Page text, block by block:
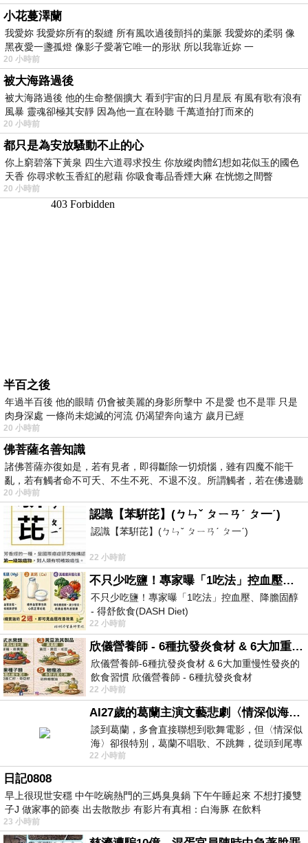
小花蔓澤蘭
我愛妳 我愛妳所有的裂縫 所有風吹過後顫抖的葉脈 我愛妳的柔弱 像
黑夜愛一盞孤燈 像影子愛著它唯一的形狀 所以我靠近妳 一
20 小時前
被大海路過後
被大海路過後 他的生命整個擴大 看到宇宙的日月星辰 有風有歌有浪有
風暴 靈魂卻極其安靜 因為他一直在聆聽 千萬道拍打而來的
20 小時前
都只是為安放騷動不止的心
你上窮碧落下黃泉 四生六道尋求投生 你放縱肉體幻想如花似玉的國色
天香 你尋求軟玉香紅的慰藉 你吸食毒品香煙大麻 在恍惚之間瞥
20 小時前
半百之後
年過半百後 他的眼睛 仍會被美麗的身影所擊中 不是愛 也不是罪 只是
肉身深處 一條尚未熄滅的河流 仍渴望奔向遠方 歲月已經
20 小時前
佛菩薩名善知識
諸佛菩薩亦復如是，若有見者，即得斷除一切煩惱，雖有四魔不能干
亂，若有觸者命不可夭、不生不死、不退不沒。所謂觸者，若在佛邊聽
受
20 小時前
認識【苯騈芘】(ㄅㄣˇ ㄆㄧㄢˊ ㄆ一ˊ)
認識【苯騈芘】(ㄅㄣˇ ㄆㄧㄢˊ ㄆ一ˊ)
22 小時前
不只少吃鹽！專家曝「1吃法」控血壓、降膽固醇 - 得舒飲食(DASH Diet)
不只少吃鹽！專家曝「1吃法」控血壓、降膽固醇
- 得舒飲食(DASH Diet)
https://www.facebook.com/dietitiansophia/
posts/157966
22 小時前
欣儀營養師 - 6種抗發炎食材 & 6大加重慢性發炎的飲食習慣
欣儀營養師-6種抗發炎食材 & 6大加重慢性發炎的
飲食習慣 欣儀營養師 - 6種抗發炎食材
https://www.facebook.com/photo/?fbid=147
22 小時前
AI27歲的葛蘭主演文藝悲劇〈情深似海〉 #戀上老電影 #葛蘭 #粟子
談到葛蘭，多會直接聯想到歌舞電影，但〈情深似
海〉卻很特別，葛蘭不唱歌、不跳舞，從頭到尾專
心演戲。拍攝期間，經常工作超過12個鐘
22 小時前
日記0808
早上很現世安穩 中午吃碗熱門的三媽臭臭鍋 下午午睡起來 不想打擾雙
子J 做家事的節奏 出去散散步 有影片有真相：白海豚 在飲料
23 小時前